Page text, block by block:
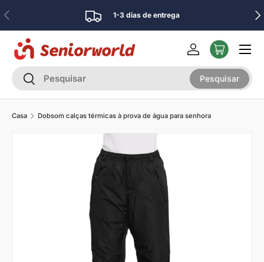
Ir para o conteúdo
Anterior 1-3 dias de entrega
Pesquisar
Pesquisar Pesquisar
Iniciar sessão
Casa Dobsom calças térmicas à prova de água para senhora